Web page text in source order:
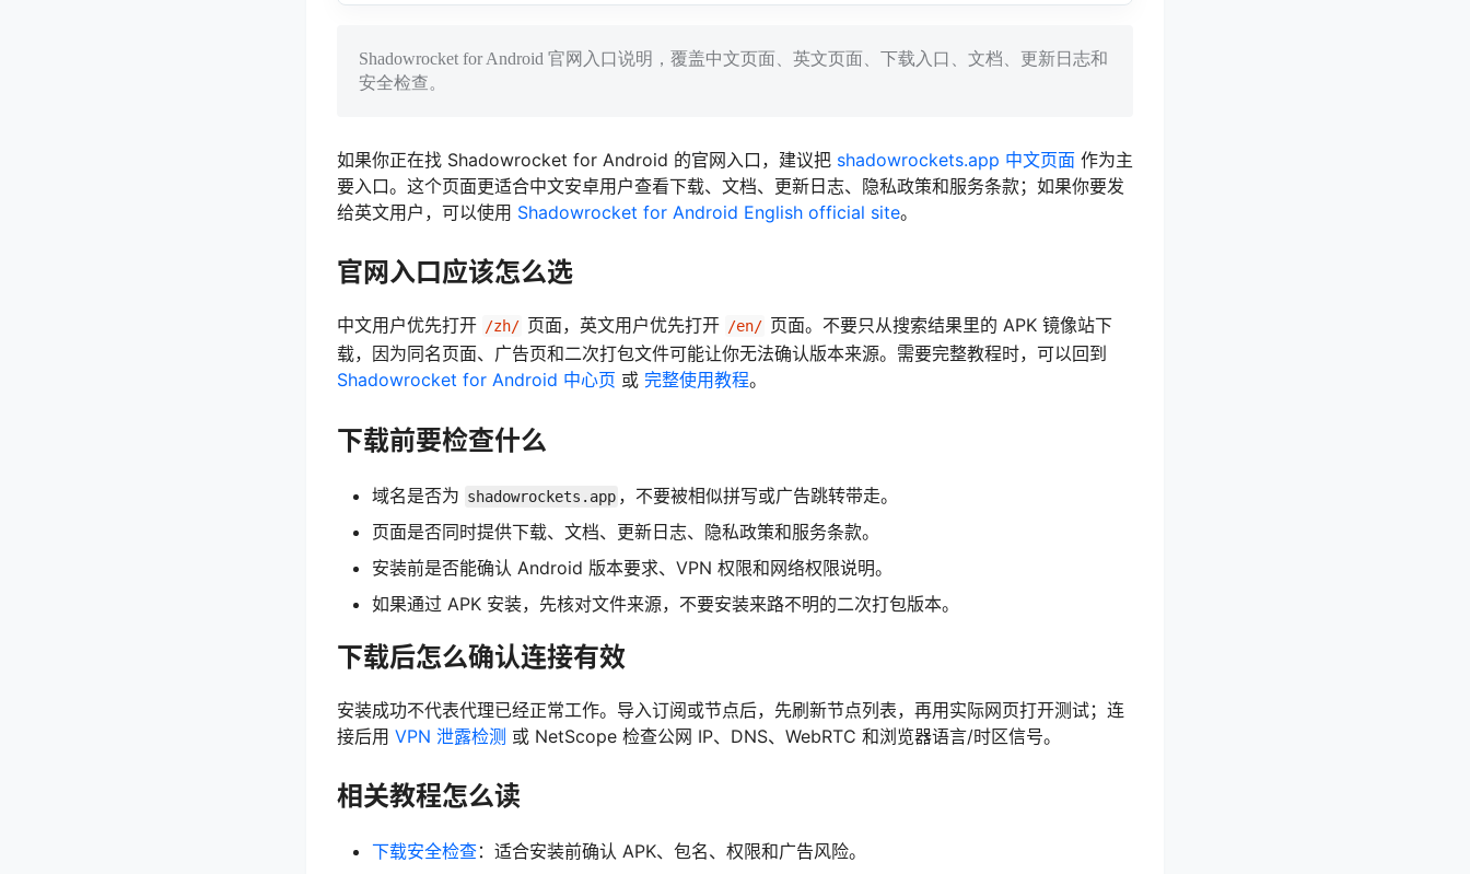
Shadowrocket for Android 官网入口说明，覆盖中文页面、英文页面、下载入口、文档、更新日志和
安全检查。
如果你正在找 Shadowrocket for Android 的官网入口，建议把 shadowrockets.app 中文页面 作为主
要入口。这个页面更适合中文安卓用户查看下载、文档、更新日志、隐私政策和服务条款；如果你要发
给英文用户，可以使用 Shadowrocket for Android English official site。
官网入口应该怎么选
中文用户优先打开 /zh/ 页面，英文用户优先打开 /en/ 页面。不要只从搜索结果里的 APK 镜像站下
载，因为同名页面、广告页和二次打包文件可能让你无法确认版本来源。需要完整教程时，可以回到
Shadowrocket for Android 中心页 或 完整使用教程。
下载前要检查什么
域名是否为 shadowrockets.app ，不要被相似拼写或广告跳转带走。
页面是否同时提供下载、文档、更新日志、隐私政策和服务条款。
安装前是否能确认 Android 版本要求、VPN 权限和网络权限说明。
如果通过 APK 安装，先核对文件来源，不要安装来路不明的二次打包版本。
下载后怎么确认连接有效
安装成功不代表代理已经正常工作。导入订阅或节点后，先刷新节点列表，再用实际网页打开测试；连
接后用 VPN 泄露检测 或 NetScope 检查公网 IP、DNS、WebRTC 和浏览器语言/时区信号。
相关教程怎么读
下载安全检查：适合安装前确认 APK、包名、权限和广告风险。